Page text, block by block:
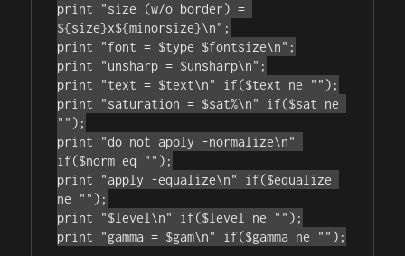
print "size (w/o border) =
${size}x${minorsize}\n";
print "font = $type $fontsize\n";
print "unsharp = $unsharp\n";
print "text = $text\n" if($text ne "");
print "saturation = $sat%\n" if($sat ne
"");
print "do not apply -normalize\n"
if($norm eq "");
print "apply -equalize\n" if($equalize
ne "");
print "$level\n" if($level ne "");
print "gamma = $gam\n" if($gamma ne "");